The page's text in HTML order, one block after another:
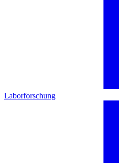
Laborforschung